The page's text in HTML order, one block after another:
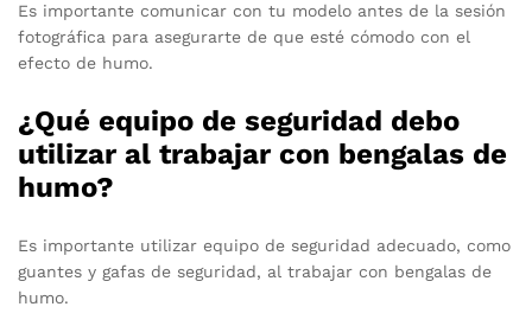
Es importante comunicar con tu modelo antes de la sesión
fotográfica para asegurarte de que esté cómodo con el
efecto de humo.
¿Qué equipo de seguridad debo
utilizar al trabajar con bengalas de
humo?
Es importante utilizar equipo de seguridad adecuado, como
guantes y gafas de seguridad, al trabajar con bengalas de
humo.